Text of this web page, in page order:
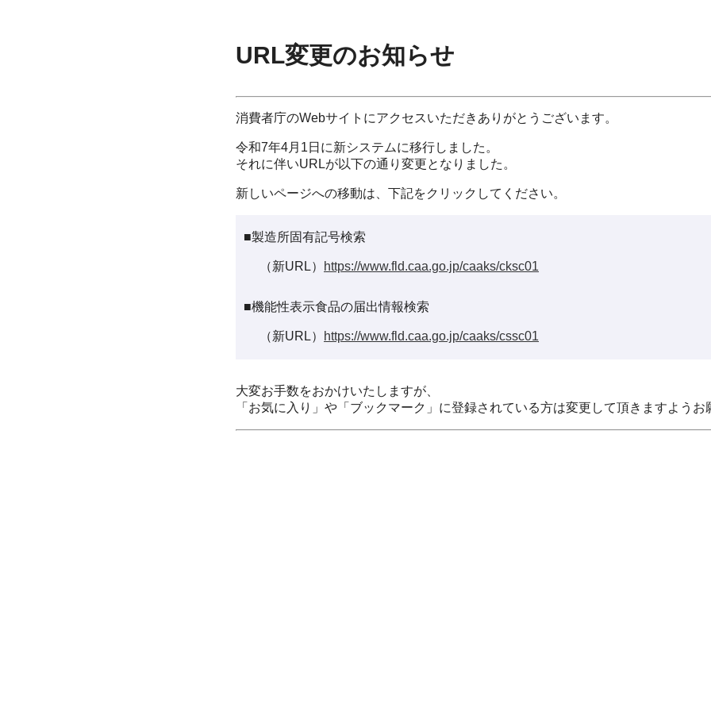
URL変更のお知らせ
消費者庁のWebサイトにアクセスいただきありがとうございます。
令和7年4月1日に新システムに移行しました。
それに伴いURLが以下の通り変更となりました。
新しいページへの移動は、下記をクリックしてください。
■製造所固有記号検索
（新URL） https://www.fld.caa.go.jp/caaks/cksc01
■機能性表示食品の届出情報検索
（新URL） https://www.fld.caa.go.jp/caaks/cssc01
大変お手数をおかけいたしますが、
「お気に入り」や「ブックマーク」に登録されている方は変更して頂きますようお